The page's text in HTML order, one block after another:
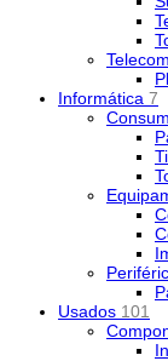
Informática 7
Usados 101